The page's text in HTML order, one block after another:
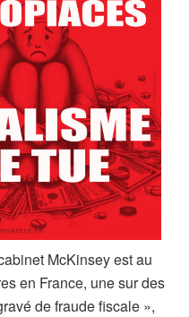
McKinsey est au
en France, une sur des
de fraude fiscale »,